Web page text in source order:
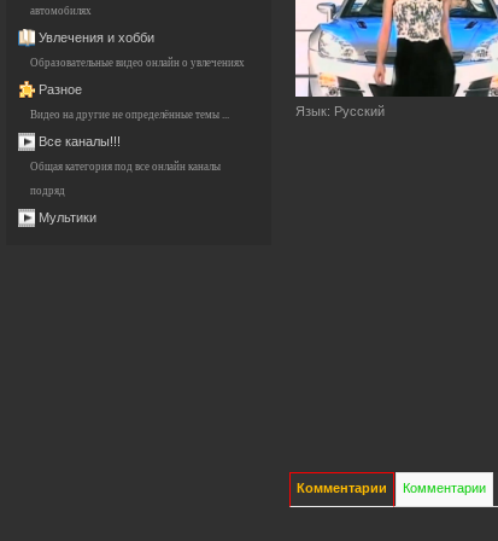
автомобилях
Увлечения и хобби
Образовательные видео онлайн о увлечениях
Разное
Видео на другие не определённые темы ...
Все каналы!!!
Общая категория под все онлайн каналы
подряд
Мультики
Язык: Русский
Комментарии Комментарии